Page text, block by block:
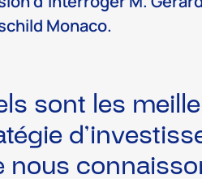
Monaco.
sont les
nous